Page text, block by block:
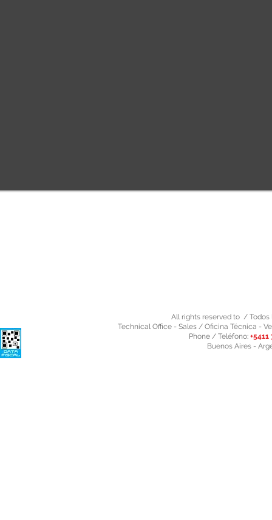
All rights reserved to / Todos
Technical Office - Sales / Oficina Técnica -
Phone / Teléfono:
Buenos Aires -